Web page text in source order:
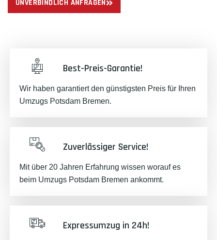
UNVERBINDLICH ANFRAGEN
Best-Preis-Garantie!
Wir haben garantiert den günstigsten Preis für Ihren
Umzugs Potsdam Bremen.
Zuverlässiger Service!
Mit über 20 Jahren Erfahrung wissen worauf es
beim Umzugs Potsdam Bremen ankommt.
Expressumzug in 24h!